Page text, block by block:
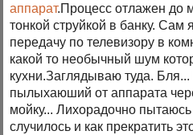
аппарат.Процесс отлажен до
тонкой струйкой в банку.
передачу по телевизору в
какой то необычный шум
кухни.Заглядываю туда.
пылыхаюший от аппарата
мойку... Лихорадочно пытаюсь
случилось и как прекратить